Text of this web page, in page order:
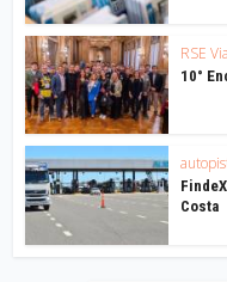
RSE
10°
Costa